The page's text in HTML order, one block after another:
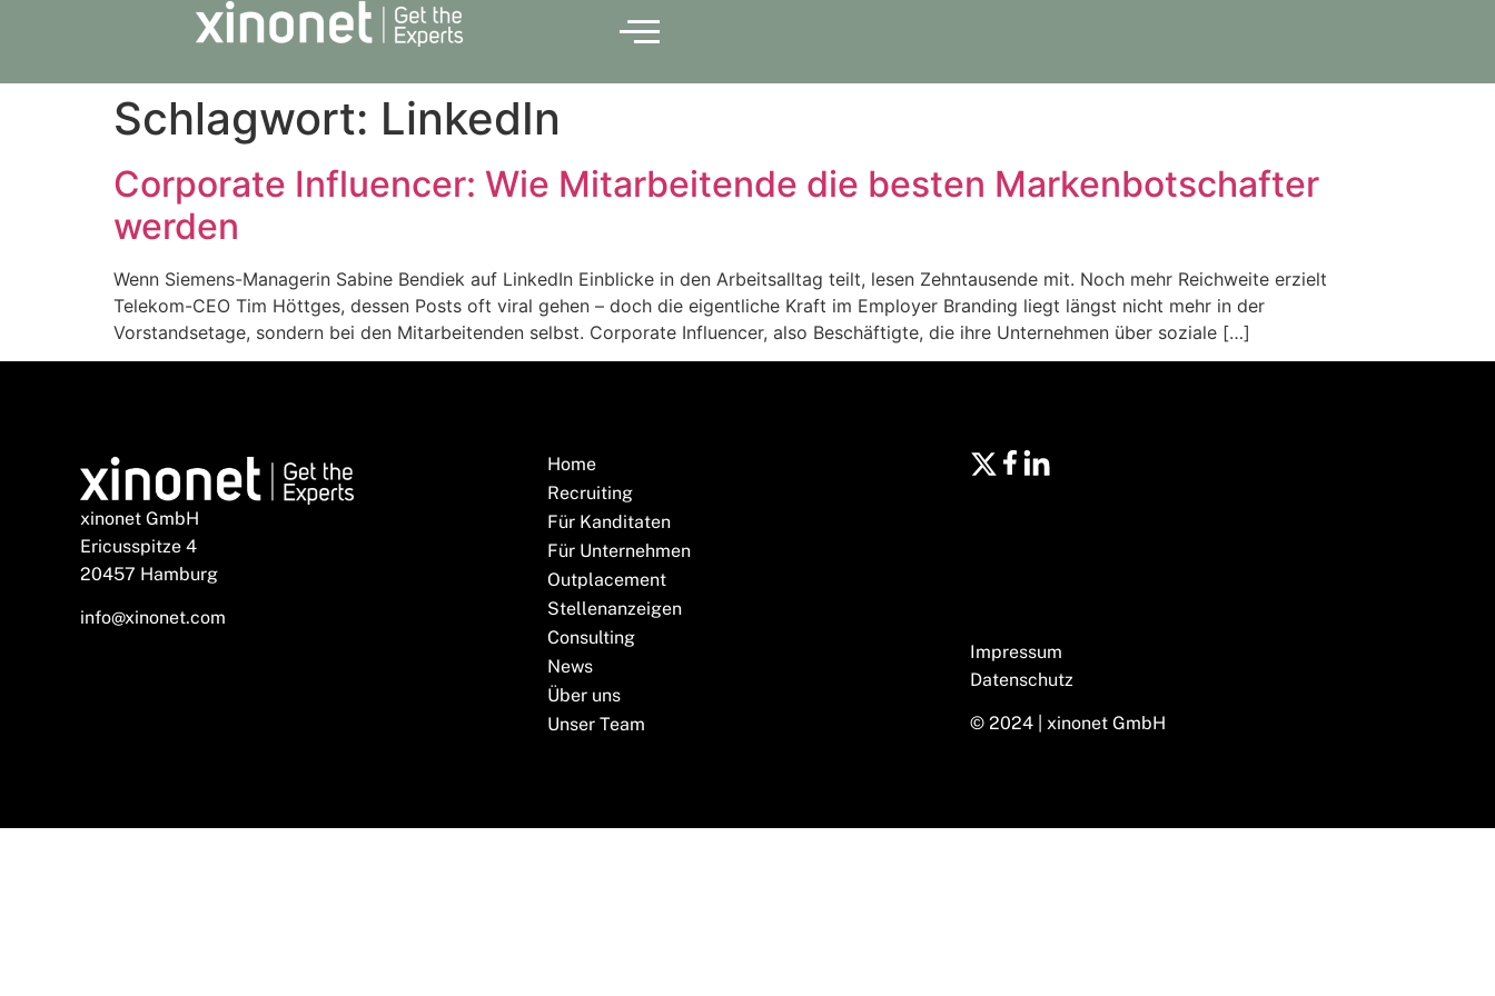
Schlagwort: LinkedIn
Corporate Influencer: Wie Mitarbeitende die besten Markenbotschafter
werden
Wenn Siemens-Managerin Sabine Bendiek auf LinkedIn Einblicke in den Arbeitsalltag teilt, lesen Zehntausende mit. Noch mehr Reichweite erzielt
Telekom-CEO Tim Höttges, dessen Posts oft viral gehen – doch die eigentliche Kraft im Employer Branding liegt längst nicht mehr in der
Vorstandsetage, sondern bei den Mitarbeitenden selbst. Corporate Influencer, also Beschäftigte, die ihre Unternehmen über soziale […]
xinonet GmbH
Ericusspitze 4
20457 Hamburg
info@xinonet.com
Home
Recruiting
Für Kanditaten
Für Unternehmen
Outplacement
Stellenanzeigen
Consulting
News
Über uns
Unser Team
Impressum
Datenschutz
© 2024 | xinonet GmbH